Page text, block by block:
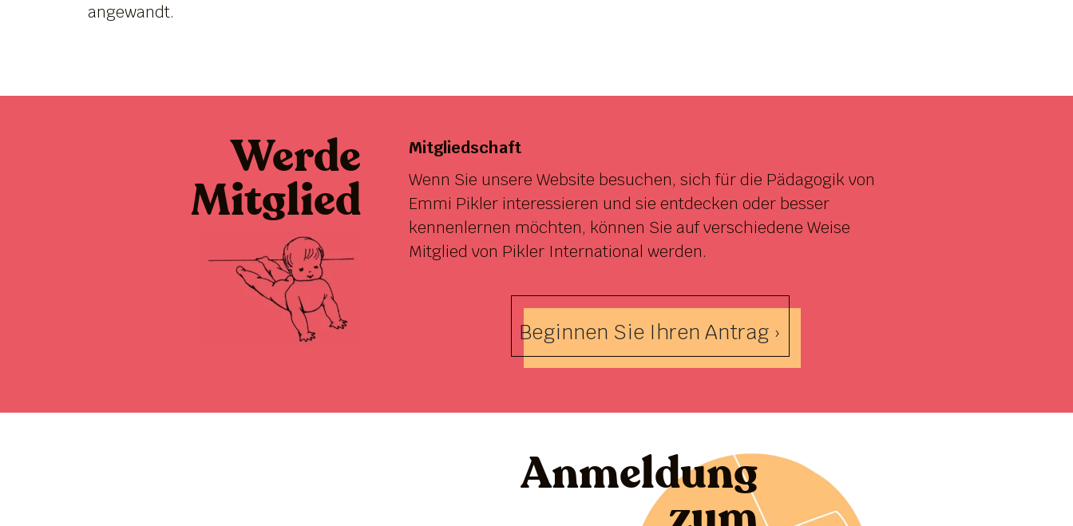
angewandt.
Werde
Mitglied
Mitgliedschaft
Wenn Sie unsere Website besuchen, sich für die Pädagogik von
Emmi Pikler interessieren und sie entdecken oder besser
kennenlernen möchten, können Sie auf verschiedene Weise
Mitglied von Pikler International werden.
Beginnen Sie Ihren Antrag ›
Anmeldung